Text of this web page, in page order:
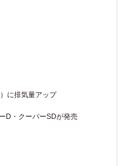
に排気量アップ
D・クーパーSDが発売